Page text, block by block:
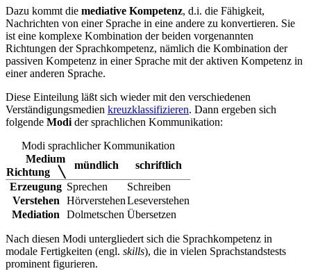
Dazu kommt die mediative Kompetenz, d.i. die Fähigkeit,
Nachrichten von einer Sprache in eine andere zu konvertieren. Sie
ist eine komplexe Kombination der beiden vorgenannten
Richtungen der Sprachkompetenz, nämlich die Kombination der
passiven Kompetenz in einer Sprache mit der aktiven Kompetenz in
einer anderen Sprache.
Diese Einteilung läßt sich wieder mit den verschiedenen
Verständigungsmedien kreuzklassifizieren. Dann ergeben sich
folgende Modi der sprachlichen Kommunikation:
Modi sprachlicher Kommunikation
Medium
Richtung ╲
mündlich
schriftlich
Erzeugung Sprechen
Schreiben
Verstehen
HörverstehenLeseverstehen
Mediation
Dolmetschen Übersetzen
Nach diesen Modi untergliedert sich die Sprachkompetenz in
modale Fertigkeiten (engl. skills), die in vielen Sprachstandstests
prominent figurieren.